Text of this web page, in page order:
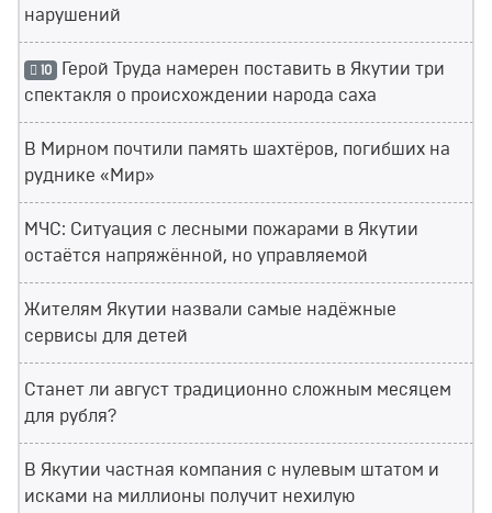
нарушений
10 Герой Труда намерен поставить в Якутии три
спектакля о происхождении народа саха
В Мирном почтили память шахтёров, погибших на
руднике «Мир»
МЧС: Ситуация с лесными пожарами в Якутии
остаётся напряжённой, но управляемой
Жителям Якутии назвали самые надёжные
сервисы для детей
Станет ли август традиционно сложным месяцем
для рубля?
В Якутии частная компания с нулевым штатом и
исками на миллионы получит нехилую